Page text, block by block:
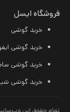
فروشگاه ایسل
خرید گوشی
خرید گوشی
خرید گوشی
خریدگوشی